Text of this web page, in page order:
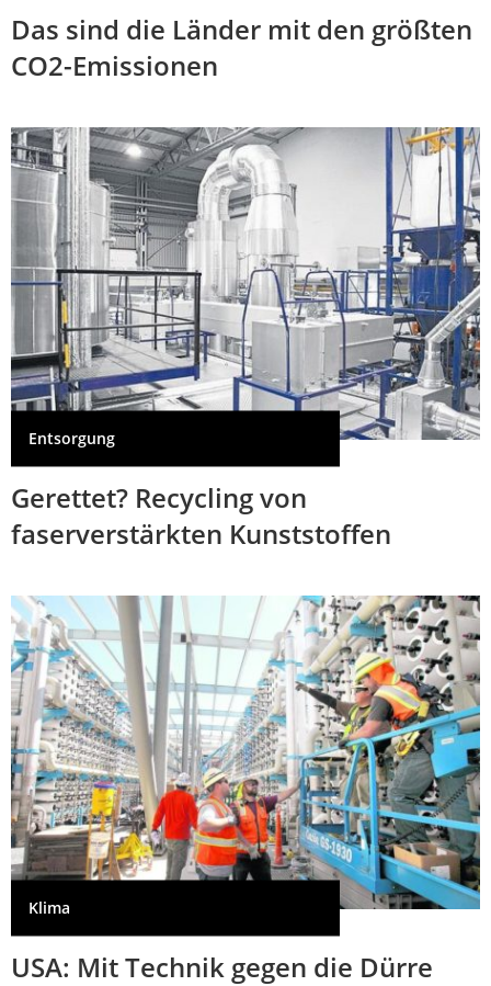
Das sind die Länder mit den größten
CO2-Emissionen
Entsorgung
Gerettet? Recycling von
faserverstärkten Kunststoffen
Klima
USA: Mit Technik gegen die Dürre